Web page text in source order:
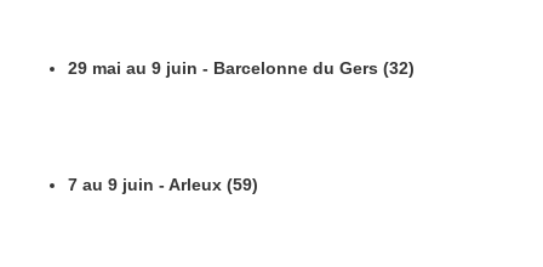
29 mai au 9 juin - Barcelonne du Gers (32)
7 au 9 juin - Arleux (59)